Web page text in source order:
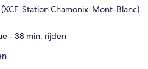
Station Chamonix-Mont-Blanc)
- 38 min. rijden